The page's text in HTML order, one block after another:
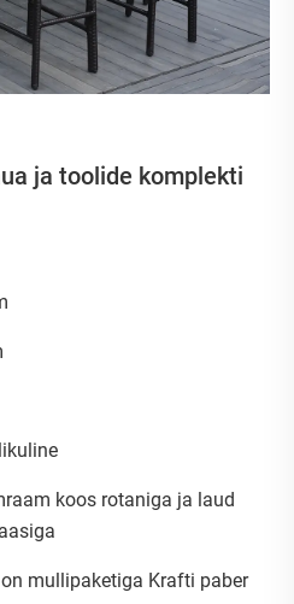
ja toolide komplekti
koos rotaniga ja laud
mullipaketiga Krafti paber